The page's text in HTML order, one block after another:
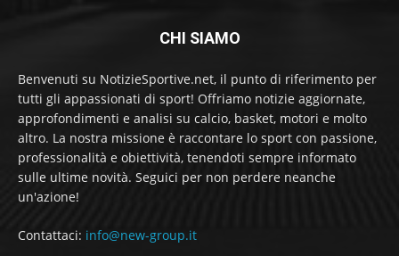
CHI SIAMO
Benvenuti su NotizieSportive.net, il punto di riferimento per
tutti gli appassionati di sport! Offriamo notizie aggiornate,
approfondimenti e analisi su calcio, basket, motori e molto
altro. La nostra missione è raccontare lo sport con passione,
professionalità e obiettività, tenendoti sempre informato
sulle ultime novità. Seguici per non perdere neanche
un'azione!
Contattaci: info@new-group.it